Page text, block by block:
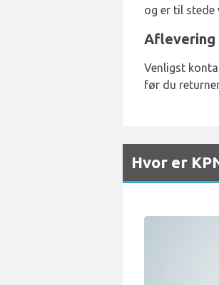
og er til stede
Aflevering
Venligst
før du
Hvor er